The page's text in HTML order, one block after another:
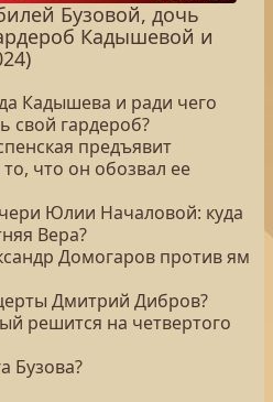
Бузовой, дочь
Кадышевой и
Кадышева и ради чего
свой гардероб?
предъявит
что он обозвал ее
Юлии Началовой: куда
Вера?
Домогаров против ям
Дмитрий Дибров?
решится на четвертого
Бузова?